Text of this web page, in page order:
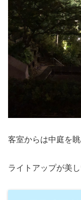
客室からは中庭を
ライトアップが美し